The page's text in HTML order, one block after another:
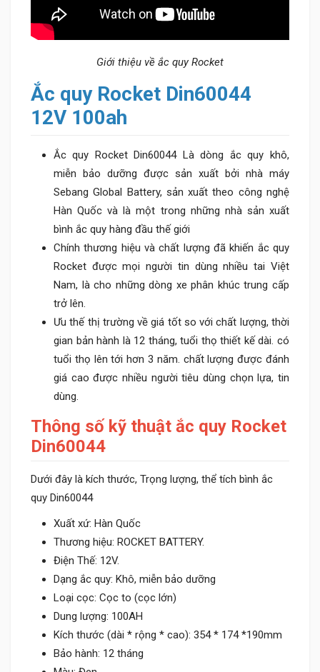
Giới thiệu về ắc quy Rocket
Ắc quyRocket Din60044
12V 100ah
Ắc quy Rocket Din60044 Là dòng ắc quy khô,
miễn bảo dưỡng được sản xuất bởi nhà máy
Sebang Global Battery, sản xuất theo công nghệ
Hàn Quốc và là một trong những nhà sản xuất
bình ắc quy hàng đầu thế giới
Chính thương hiệu và chất lượng đã khiến ắc quy
Rocket được mọi người tin dùng nhiều tai Việt
Nam, là cho những dòng xe phân khúc trung cấp
trở lên.
Ưu thế thị trường về giá tốt so với chất lượng, thời
gian bản hành là 12 tháng, tuổi thọ thiết kế dài. có
tuổi thọ lên tới hơn 3 năm. chất lượng được đánh
giá cao được nhiều người tiêu dùng chọn lựa, tin
dùng.
Thông số kỹ thuật ắc quy Rocket
Din60044
Dưới đây là kích thước, Trọng lượng, thể tích bình ắc
quy Din60044
Xuất xứ: Hàn Quốc
Thương hiệu: ROCKET BATTERY.
Điện Thế: 12V.
Dạng ắc quy: Khô, miễn bảo dưỡng
Loại cọc: Cọc to (cọc lớn)
Dung lượng: 100AH
Kích thước (dài * rộng * cao): 354 * 174 *190mm
Bảo hành: 12 tháng